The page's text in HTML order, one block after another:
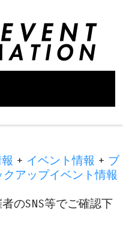
+ イベント情報 + ブ
クアップイベント情報
のSNS等でご確認下